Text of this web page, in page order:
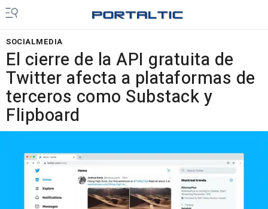
SOCIALMEDIA
El cierre de la API gratuita de
Twitter afecta a plataformas de
terceros como Substack y
Flipboard